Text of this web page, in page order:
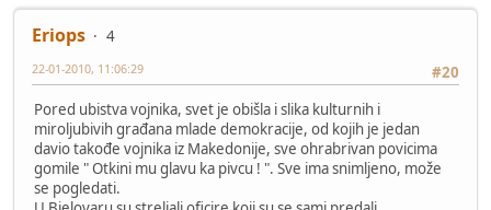
Eriops
4
#20
22-01-2010, 11:06:29
Pored ubistva vojnika, svet je obišla i slika kulturnih i
miroljubivih građana mlade demokracije, od kojih je jedan
davio takođe vojnika iz Makedonije, sve ohrabrivan povicima
gomile " Otkini mu glavu ka pivcu ! ". Sve ima snimljeno, može
se pogledati.